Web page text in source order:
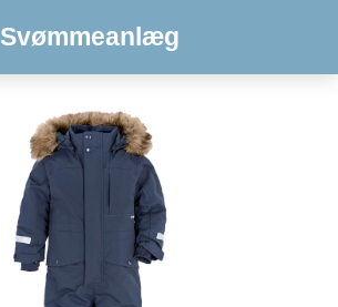
Svømmeanlæg